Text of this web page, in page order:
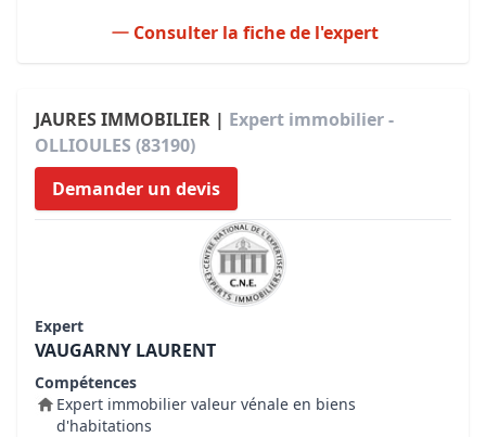
Consulter la fiche de l'expert
JAURES IMMOBILIER | Expert immobilier -
OLLIOULES (83190)
Demander un devis
Expert
VAUGARNY LAURENT
Compétences
Expert immobilier valeur vénale en biens
d'habitations